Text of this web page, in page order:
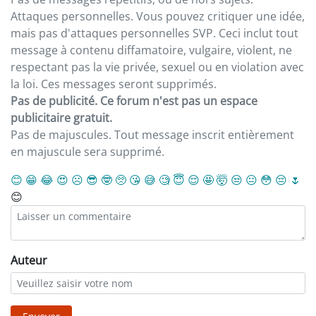
Attaques personnelles. Vous pouvez critiquer une idée,
mais pas d'attaques personnelles SVP. Ceci inclut tout
message à contenu diffamatoire, vulgaire, violent, ne
respectant pas la vie privée, sexuel ou en violation avec
la loi. Ces messages seront supprimés.
Pas de publicité. Ce forum n'est pas un espace
publicitaire gratuit.
Pas de majuscules. Tout message inscrit entièrement
en majuscule sera supprimé.
😊 😁 😂 😍 ☹️ 😎 🤓 🥺 😘 😅 🧐 😇 😌 🤩🤯 😒 😐 😳 😔 🌷
😊
Auteur